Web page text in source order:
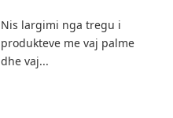
Nis largimi nga tregu i
produkteve me vaj palme
dhe vaj...